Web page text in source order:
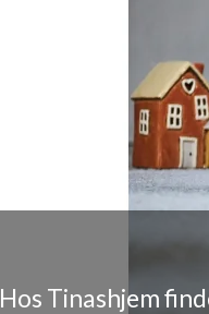
Hos Tinashjem